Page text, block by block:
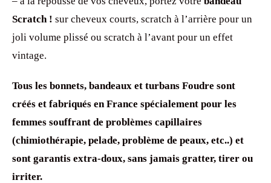
Scratch ! sur cheveux courts, scratch à l’arrière pour un
joli volume plissé ou scratch à l’avant pour un effet
vintage.
Tous les bonnets, bandeaux et turbans Foudre sont
créés et fabriqués en France spécialement pour les
femmes souffrant de problèmes capillaires
(chimiothérapie, pelade, problème de peaux, etc..) et
sont garantis extra-doux, sans jamais gratter, tirer ou
irriter.